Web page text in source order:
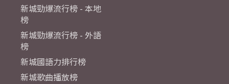
新城勁爆流行榜 - 本地
榜
新城勁爆流行榜 - 外語
榜
新城國語力排行榜
新城歌曲播放榜